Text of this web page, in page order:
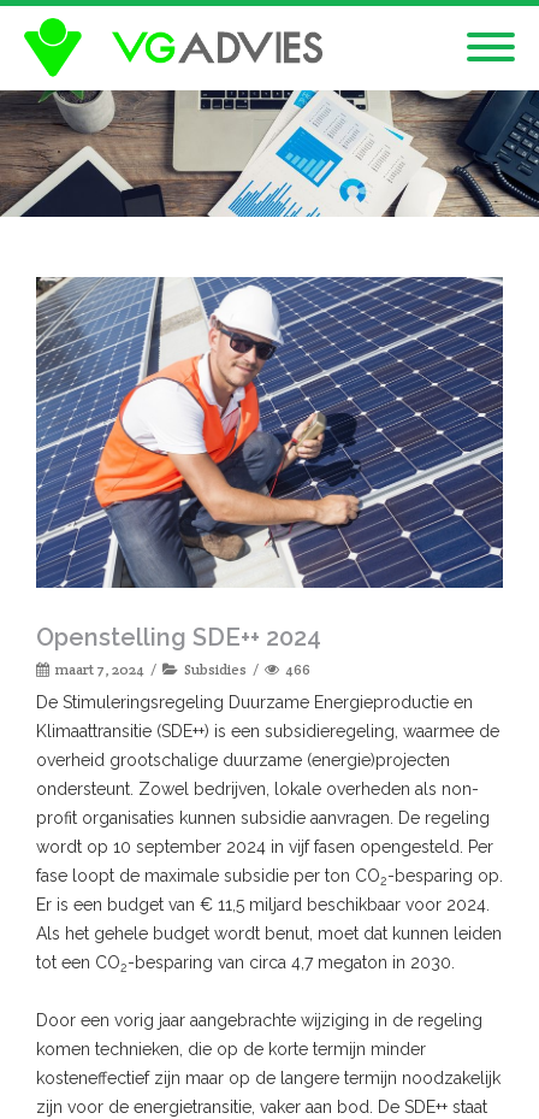
Openstelling SDE++ 2024
maart 7, 2024 Subsidies 466
De Stimuleringsregeling Duurzame Energieproductie en
Klimaattransitie (SDE++) is een subsidieregeling, waarmee de
overheid grootschalige duurzame (energie)projecten
ondersteunt. Zowel bedrijven, lokale overheden als non-
profit organisaties kunnen subsidie aanvragen. De regeling
wordt op 10 september 2024 in vijf fasen opengesteld. Per
fase loopt de maximale subsidie per ton CO2-besparing op.
Er is een budget van € 11,5 miljard beschikbaar voor 2024.
Als het gehele budget wordt benut, moet dat kunnen leiden
tot een CO2-besparing van circa 4,7 megaton in 2030.
Door een vorig jaar aangebrachte wijziging in de regeling
komen technieken, die op de korte termijn minder
kosteneffectief zijn maar op de langere termijn noodzakelijk
zijn voor de energietransitie, vaker aan bod. De SDE++ staat